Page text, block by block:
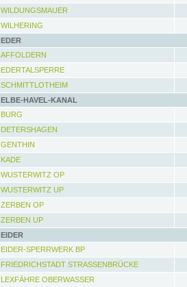
WILDUNGSMAUER
WILHERING
EDER
AFFOLDERN
EDERTALSPERRE
SCHMITTLOTHEIM
ELBE-HAVEL-KANAL
BURG
DETERSHAGEN
GENTHIN
KADE
WUSTERWITZ OP
WUSTERWITZ UP
ZERBEN OP
ZERBEN UP
EIDER
EIDER-SPERRWERK BP
FRIEDRICHSTADT STRASSENBRÜCKE
LEXFÄHRE OBERWASSER